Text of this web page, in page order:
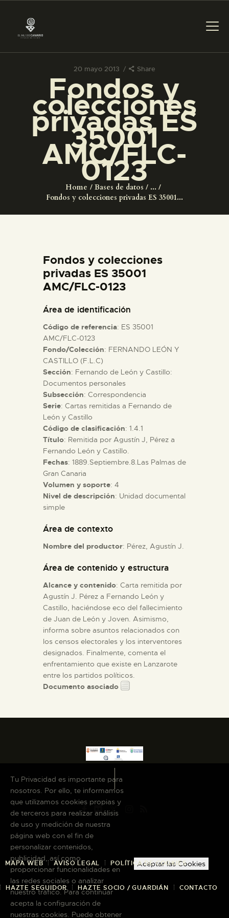
20 mayo 2013 Share
Fondos y
colecciones
privadas ES
35001
AMC/FLC-
0123
Home Bases de datos
...
Fondos y colecciones privadas ES 35001...
PREPARAR LA VISITA
ACTIVIDADES
█
EL MUSEO
ESPAÑOL
ACTIVIDADES
█
EL MUSEO
COLECCIONES
DIDÁCTICA
ESPAÑOL
Fondos y colecciones
privadas ES 35001
AMC/FLC-0123
Área de identificación
Código de referencia: ES 35001
AMC/FLC-0123
Fondo/Colección: FERNANDO LEÓN Y
CASTILLO (F.L.C)
Sección: Fernando de León y Castillo:
Documentos personales
Subsección: Correspondencia
Serie: Cartas remitidas a Fernando de
León y Castillo
Código de clasificación: 1.4.1
Título: Remitida por Agustín J, Pérez a
Fernando León y Castillo.
Fechas: 1889.Septiembre.8.Las Palmas de
Gran Canaria
Volumen y soporte: 4
Nivel de descripción: Unidad documental
simple
Área de contexto
Nombre del productor: Pérez, Agustín J.
Área de contenido y estructura
Alcance y contenido: Carta remitida por
Agustín J. Pérez a Fernando León y
Castillo, haciéndose eco del fallecimiento
de Juan de León y Joven. Asimismo,
informa sobre asuntos relacionados con
los censos electorales y los interventores
designados. Finalmente, comenta el
enfrentamiento que existe en Lanzarote
entre los partidos políticos.
Documento asociado
MAPA WEB AVISO LEGAL POLÍTICA DE COOKIES
HAZTE SEGUIDOR HAZTE SOCIO / GUARDIÁN CONTACTO
Tu Privacidad es importante para
nosotros. Por ello, te informamos
que utilizamos cookies propias y
de terceros para realizar análisis
de uso y medición de nuestra
página web con el fin de
personalizar contenidos,
publicidad, así como
proporcionar funcionalidades en
las redes sociales o analizar
nuestro tráfico. Para continuar
acepta la configuración de
nuestras cookies. Puede obtener
Aceptar las Cookies